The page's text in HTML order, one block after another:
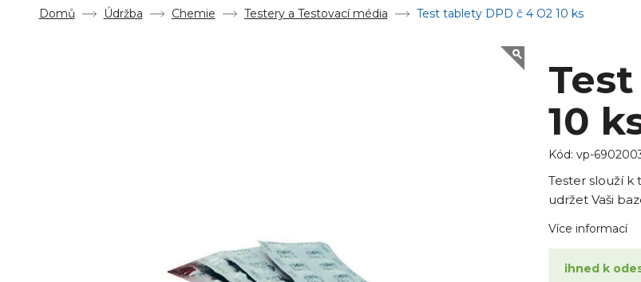
Domů Údržba Chemie Testery a Testovací média Test tablety DPD č 4 O2 10 ks
10
Kód: vp-
Tester slouží k
udržet Vaši
Více informací
ihned k